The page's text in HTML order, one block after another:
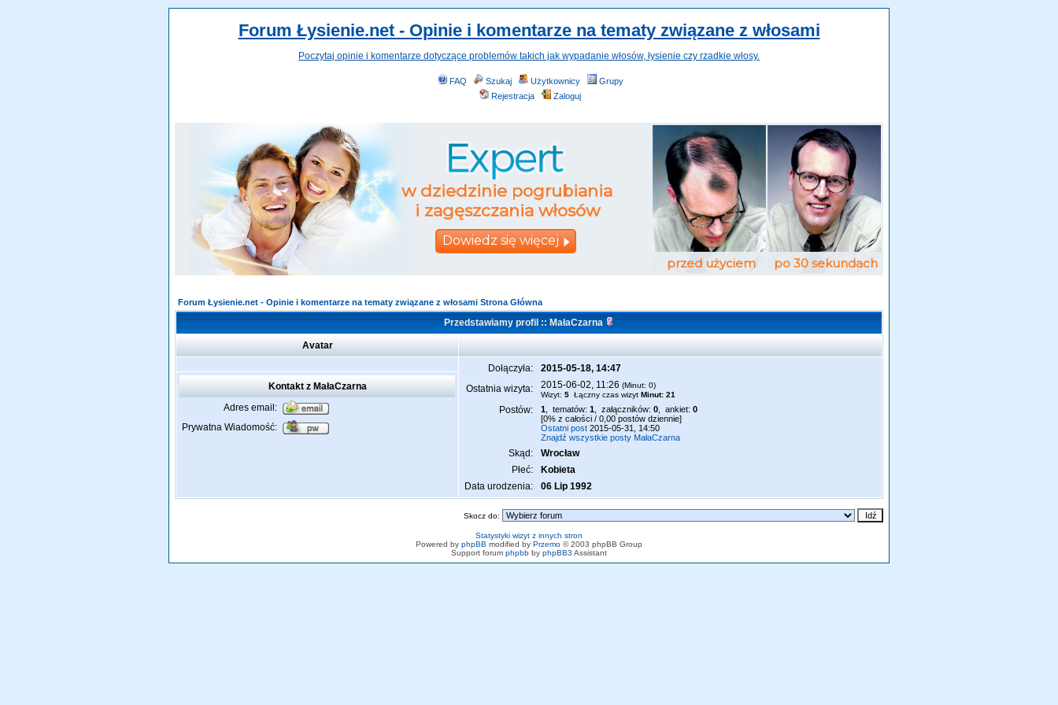
Forum Łysienie.net - Opinie i komentarze na tematy związane z włosami
Poczytaj opinie i komentarze dotyczące problemów takich jak wypadanie włosów, łysienie czy rzadkie włosy.
FAQ Szukaj Użytkownicy
Grupy
Rejestracja
Zaloguj
Forum Łysienie.net - Opinie i komentarze na tematy związane z włosami Strona Główna
Przedstawiamy profil :: MałaCzarna
Avatar
Dołączyła:
2015-05-18, 14:47
Ostatnia wizyta:
2015-06-02, 11:26 (Minut: 0)
Wizyt: 5 Łączny czas wizyt Minut: 21
Postów: 1 , tematów: 1 , załączników: 0 , ankiet: 0
[0% z całości / 0,00 postów dziennie]
Ostatni post 2015-05-31, 14:50
Znajdź wszystkie posty MałaCzarna
Skąd:
Wrocław
Płeć:
Kobieta
Data urodzenia:
06 Lip 1992
Kontakt z MałaCzarna
Adres email:
Prywatna Wiadomość:
Skocz do:
Statystyki wizyt z innych stron
Powered by phpBB modified by Przemo © 2003 phpBB Group
Support forum phpbb by phpBB3 Assistant